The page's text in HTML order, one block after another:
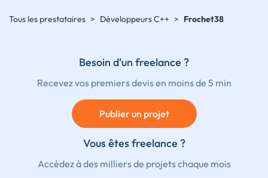
Tous les prestataires > Développeurs C++ > Frochet38
Besoin d'un freelance ?
Recevez vos premiers devis en moins de 5 min
Publier un projet
Vous êtes freelance ?
Accédez à des milliers de projets chaque mois